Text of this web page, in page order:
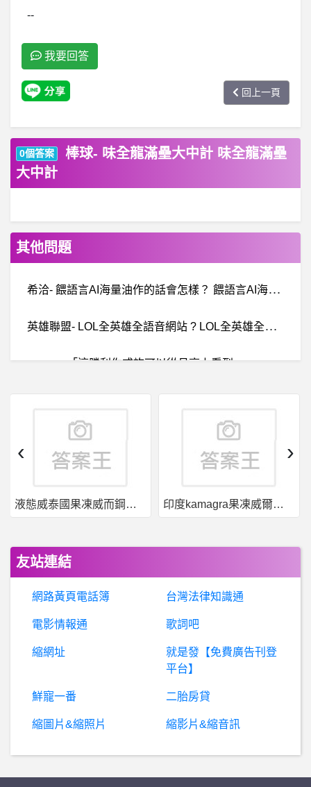
--
我要回答
回上一頁
0個答案
棒球- 味全龍滿壘大中計 味全龍滿壘
大中計
其他問題
希
洽- 餵語言AI海量油作的話會怎樣？ 餵語言AI海量油作的話會怎樣？
英
雄聯盟- LOL全英雄全語音網站 ? LOL全英雄全語音網站 ?
「這勝利你或許可以從月亮上看到」
美
國籃球- LBJ是不是NBA歷史上最多明星隊友的球員 LBJ是不是NBA歷史上最多明星隊友的球員
男女- 侵犯隱私的定義 侵犯隱私的定義
棒
球- 味全投手到底會不會牽制? 味全投手到底會不會牽制?
《
女人要過好日子》出書20週年派對 黃國倫高歌〈我願意〉嗨翻全場
BaseballXXXX- 真魚 真魚
BaseballXXXX- 香腸開示 香腸開示
台南- 台南蝦皮店到店？ 台南蝦皮店到店？
液態威泰國果凍威而鋼哪裡買 印度kamagra果凍威爾剛用於治療男性勃起功能障礙
‹ ›
友站連結
網路黃頁電話簿 台灣法律知識通
電影情報通 歌詞吧
縮網址
就是發【免費廣告刊登
平台】
鮮寵一番 二胎房貸
縮圖片&縮照片 縮影片&縮音訊